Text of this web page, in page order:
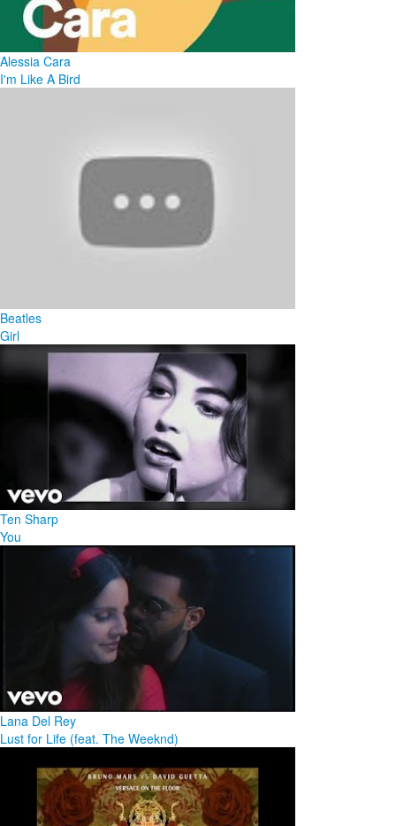
Alessia Cara
I'm Like A Bird
Beatles
Girl
Ten Sharp
You
Lana Del Rey
Lust for Life (feat. The Weeknd)